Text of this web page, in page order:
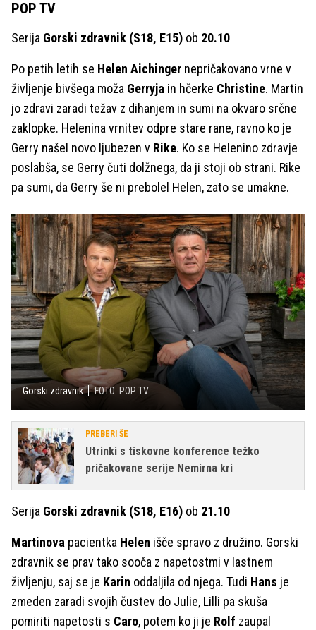
POP TV
Serija Gorski zdravnik (S18, E15) ob 20.10
Po petih letih se Helen Aichinger nepričakovano vrne v
življenje bivšega moža Gerryja in hčerke Christine. Martin
jo zdravi zaradi težav z dihanjem in sumi na okvaro srčne
zaklopke. Helenina vrnitev odpre stare rane, ravno ko je
Gerry našel novo ljubezen v Rike. Ko se Helenino zdravje
poslabša, se Gerry čuti dolžnega, da ji stoji ob strani. Rike
pa sumi, da Gerry še ni prebolel Helen, zato se umakne.
Gorski zdravnik FOTO: POP TV
PREBERI ŠE
Utrinki s tiskovne konference težko
pričakovane serije Nemirna kri
Serija Gorski zdravnik (S18, E16) ob 21.10
Martinova pacientka Helen išče spravo z družino. Gorski
zdravnik se prav tako sooča z napetostmi v lastnem
življenju, saj se je Karin oddaljila od njega. Tudi Hans je
zmeden zaradi svojih čustev do Julie, Lilli pa skuša
pomiriti napetosti s Caro, potem ko ji je Rolf zaupal